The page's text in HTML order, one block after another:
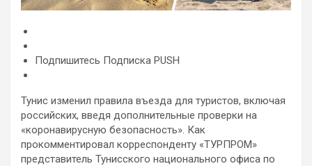
Подпишитесь Подписка PUSH
Тунис изменил правила въезда для туристов, включая
российских, введя дополнительные проверки на
«коронавирусную безопасность». Как
прокомментировал корреспонденту «ТУРПРОМ»
представитель Тунисского национального офиса по